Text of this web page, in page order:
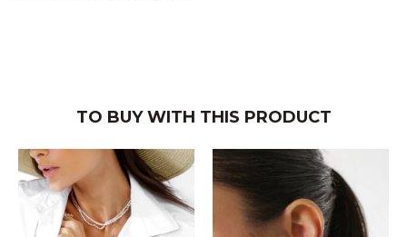
TO BUY WITH THIS PRODUCT